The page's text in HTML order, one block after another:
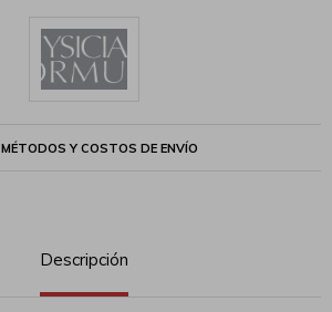
MÉTODOS Y COSTOS DE ENVÍO
Descripción